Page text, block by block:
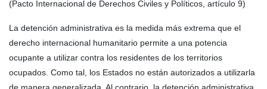
(Pacto Internacional de Derechos Civiles y Políticos, artículo 9)
La detención administrativa es la medida más extrema que el
derecho internacional humanitario permite a una potencia
ocupante a utilizar contra los residentes de los territorios
ocupados. Como tal, los Estados no están autorizados a utilizarla